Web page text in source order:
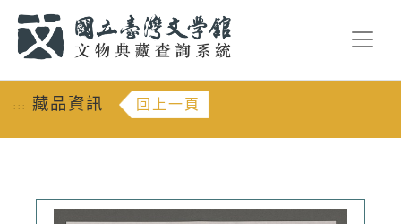
::: 藏品資訊 回上一頁